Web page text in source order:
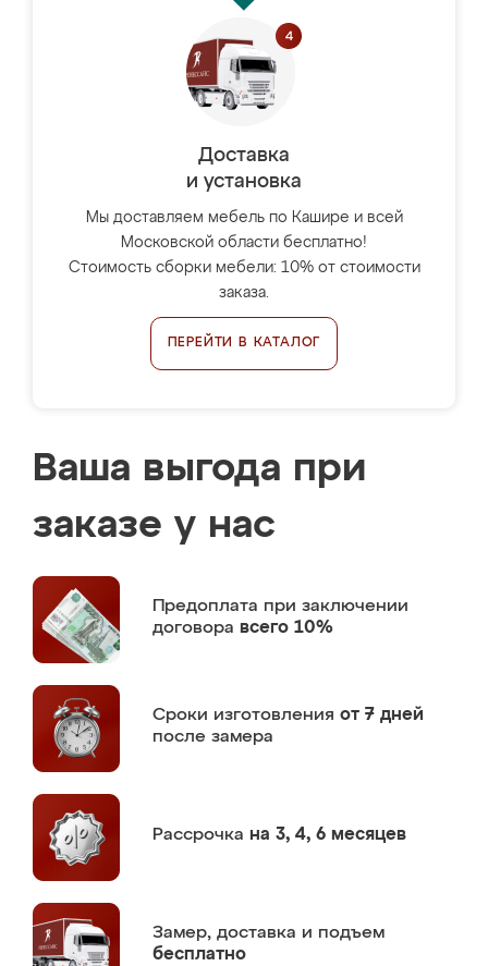
Доставка
и установка
Мы доставляем мебель по Кашире и всей
Московской области бесплатно!
Стоимость сборки мебели: 10% от стоимости
заказа.
ПЕРЕЙТИ В КАТАЛОГ
Ваша выгода при
заказе у нас
Предоплата при заключении
договора всего 10%
Сроки изготовления от 7 дней
после замера
Рассрочка на 3, 4, 6 месяцев
Замер, доставка и подъем
бесплатно